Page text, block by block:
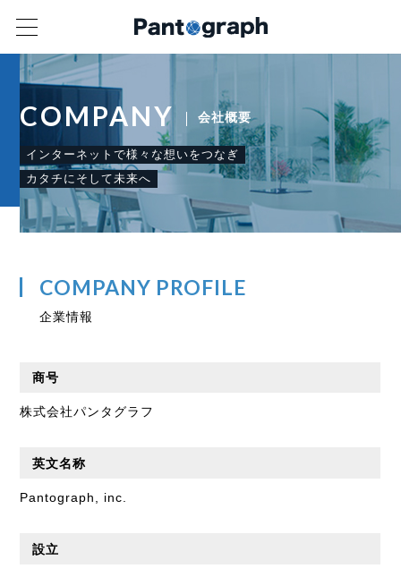
COMPANY 会社概要
インターネットで様々な想いをつなぎ
カタチにそして未来へ
COMPANY PROFILE
企業情報
商号
株式会社パンタグラフ
英文名称
Pantograph, inc.
設立